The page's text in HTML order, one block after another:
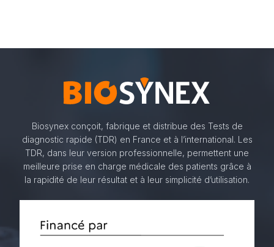
Biosynex conçoit, fabrique et distribue des Tests de
diagnostic rapide (TDR) en France et à l’international. Les
TDR, dans leur version professionnelle, permettent une
meilleure prise en charge médicale des patients grâce à
la rapidité de leur résultat et à leur simplicité d’utilisation.